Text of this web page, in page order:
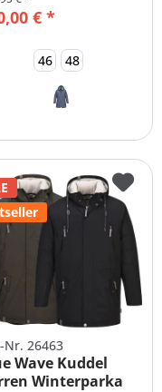
€ *
46 48
Nr. 26463
Wave Kuddel
Winterparka